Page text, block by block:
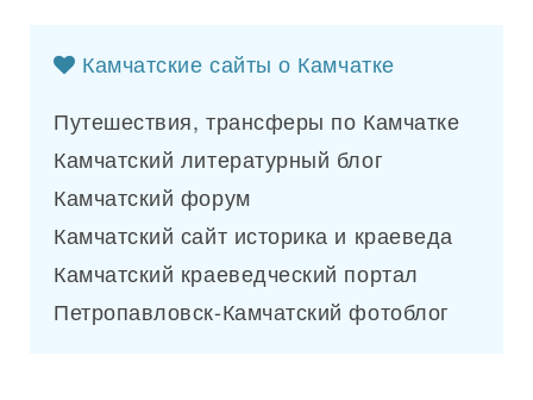
Камчатские сайты о Камчатке
Путешествия, трансферы по Камчатке
Камчатский литературный блог
Камчатский форум
Камчатский сайт историка и краеведа
Камчатский краеведческий портал
Петропавловск-Камчатский фотоблог